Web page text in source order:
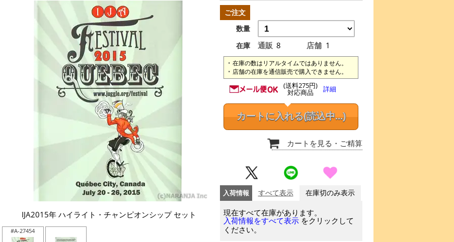
IJA2015年 ハイライト・チャンピオンシップ セット
#A-27454
ご注文
数量
在庫
通販 8 店舗 1
在庫の数はリアルタイムではありません。
店舗の在庫を通信販売で購入できません。
(送料275円)
対応商品 詳細
カートに入れる(読込中...)
カートを見る ・ご精算
入荷情報 すべて表示 在庫切のみ表示
現在すべて在庫があります。
入荷情報をすべて表示 をクリックして
ください。